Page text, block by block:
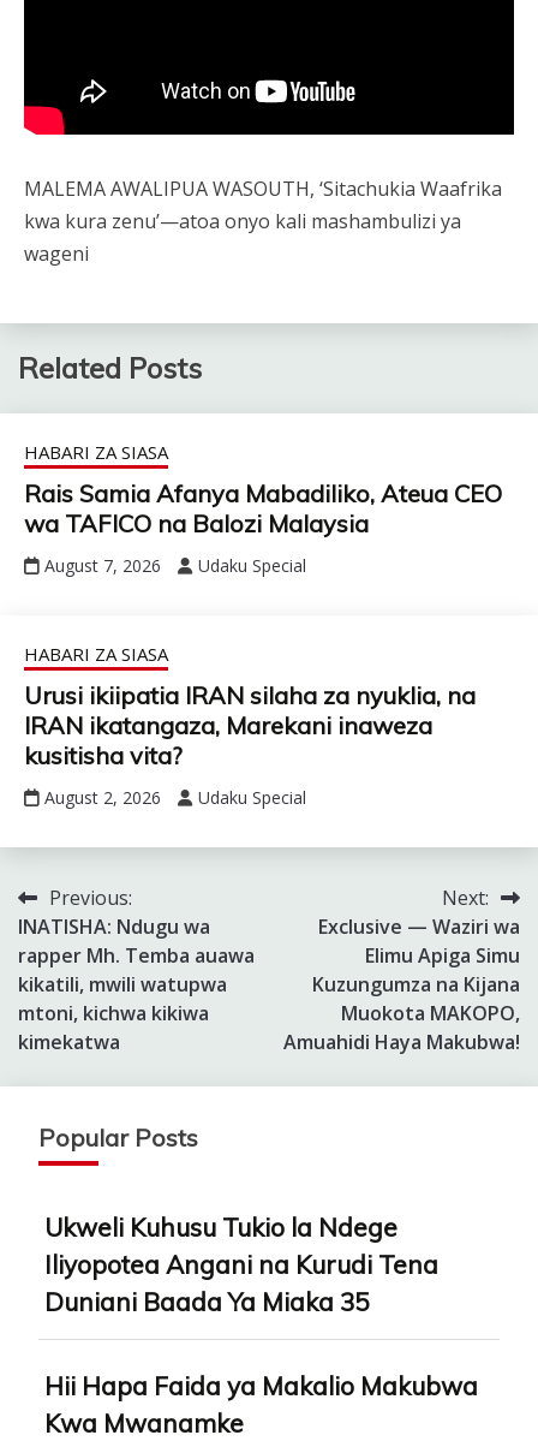
MALEMA AWALIPUA WASOUTH, ‘Sitachukia Waafrika
kwa kura zenu’—atoa onyo kali mashambulizi ya
wageni
Related Posts
HABARI ZA SIASA
Rais Samia Afanya Mabadiliko, Ateua CEO
wa TAFICO na Balozi Malaysia
August 7, 2026 Udaku Special
HABARI ZA SIASA
Urusi ikiipatia IRAN silaha za nyuklia, na
IRAN ikatangaza, Marekani inaweza
kusitisha vita?
August 2, 2026 Udaku Special
Post
navigation
Previous:
INATISHA: Ndugu wa
rapper Mh. Temba auawa
kikatili, mwili watupwa
mtoni, kichwa kikiwa
kimekatwa
Next:
Exclusive — Waziri wa
Elimu Apiga Simu
Kuzungumza na Kijana
Muokota MAKOPO,
Amuahidi Haya Makubwa!
Popular Posts
Ukweli Kuhusu Tukio la Ndege
Iliyopotea Angani na Kurudi Tena
Duniani Baada Ya Miaka 35
Hii Hapa Faida ya Makalio Makubwa
Kwa Mwanamke